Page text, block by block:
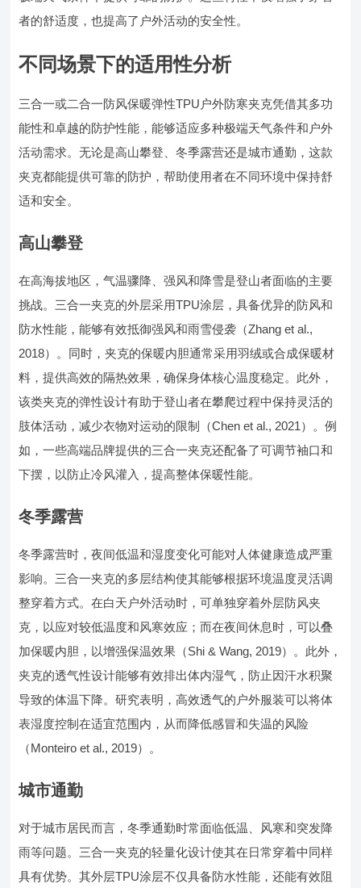
者的舒适度，也提高了户外活动的安全性。
不同场景下的适用性分析
三合一或二合一防风保暖弹性TPU户外防寒夹克凭借其多功
能性和卓越的防护性能，能够适应多种极端天气条件和户外
活动需求。无论是高山攀登、冬季露营还是城市通勤，这款
夹克都能提供可靠的防护，帮助使用者在不同环境中保持舒
适和安全。
高山攀登
在高海拔地区，气温骤降、强风和降雪是登山者面临的主要
挑战。三合一夹克的外层采用TPU涂层，具备优异的防风和
防水性能，能够有效抵御强风和雨雪侵袭（Zhang et al.,
2018）。同时，夹克的保暖内胆通常采用羽绒或合成保暖材
料，提供高效的隔热效果，确保身体核心温度稳定。此外，
该类夹克的弹性设计有助于登山者在攀爬过程中保持灵活的
肢体活动，减少衣物对运动的限制（Chen et al., 2021）。例
如，一些高端品牌提供的三合一夹克还配备了可调节袖口和
下摆，以防止冷风灌入，提高整体保暖性能。
冬季露营
冬季露营时，夜间低温和湿度变化可能对人体健康造成严重
影响。三合一夹克的多层结构使其能够根据环境温度灵活调
整穿着方式。在白天户外活动时，可单独穿着外层防风夹
克，以应对较低温度和风寒效应；而在夜间休息时，可以叠
加保暖内胆，以增强保温效果（Shi & Wang, 2019）。此外，
夹克的透气性设计能够有效排出体内湿气，防止因汗水积聚
导致的体温下降。研究表明，高效透气的户外服装可以将体
表湿度控制在适宜范围内，从而降低感冒和失温的风险
（Monteiro et al., 2019）。
城市通勤
对于城市居民而言，冬季通勤时常面临低温、风寒和突发降
雨等问题。三合一夹克的轻量化设计使其在日常穿着中同样
具有优势。其外层TPU涂层不仅具备防水性能，还能有效阻